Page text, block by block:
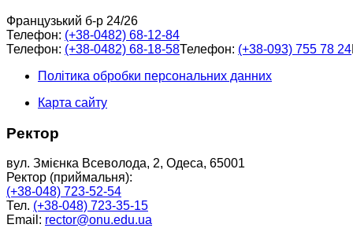
Французький б-р 24/26
Телефон: (+38-0482) 68-12-84
Телефон: (+38-0482) 68-18-58Телефон: (+38-093) 755 78 24
Політика обробки персональних данних
Карта сайту
Ректор
вул. Змієнка Всеволода, 2, Одеса, 65001
Ректор (приймальня):
(+38-048) 723-52-54
Тел. (+38-048) 723-35-15
Email: rector@onu.edu.ua